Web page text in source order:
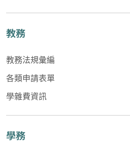
教務
教務法規彙編
各類申請表單
學雜費資訊
學務